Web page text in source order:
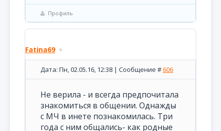
Профиль
Fatina69
Дата: Пн, 02.05.16, 12:38 | Сообщение #606
Не верила - и всегда предпочитала
знакомиться в общении. Однажды
с МЧ в инете познакомилась. Три
года с ним общались- как родные